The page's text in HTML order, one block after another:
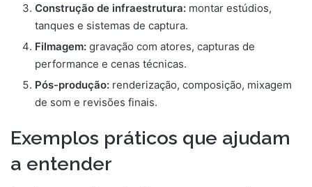
Construção de infraestrutura: montar estúdios,
tanques e sistemas de captura.
Filmagem: gravação com atores, capturas de
performance e cenas técnicas.
Pós-produção: renderização, composição, mixagem
de som e revisões finais.
Exemplos práticos que ajudam
a entender